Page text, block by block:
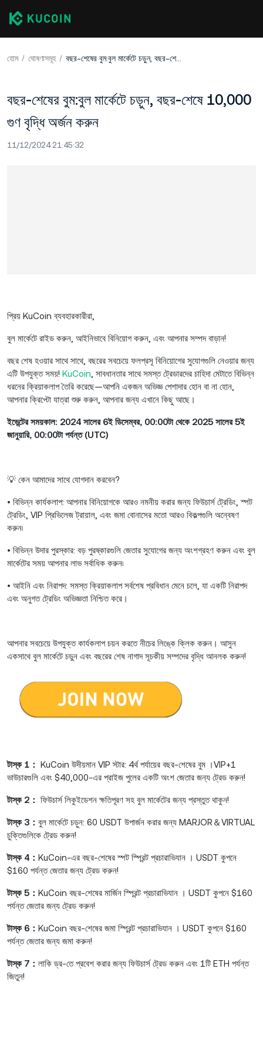
হোম ঘোষণাসমূহ বছর-শেষের বুম:বুল মার্কেটে চড়ুন, বছর-শেষে 10,000 গুণ বৃদ্ধি অর্জন করুন
বছর-শেষের বুম:বুল মার্কেটে চড়ুন, বছর-শেষে 10,000
গুণ বৃদ্ধি অর্জন করুন
11/12/2024 21:45:32
প্রিয় KuCoin ব্যবহারকারীরা,
বুল মার্কেটে রাইড করুন, আইনিভাবে বিনিয়োগ করুন, এবং আপনার সম্পদ বাড়ান!
বছর শেষ হওয়ার সাথে সাথে, বছরের সবচেয়ে ফলপ্রসূ বিনিয়োগের সুযোগগুলি নেওয়ার জন্য
এটি উপযুক্ত সময়! KuCoin , সাবধানতার সাথে সমস্ত ট্রেডারদের চাহিদা মেটাতে বিভিন্ন
ধরনের ক্রিয়াকলাপ তৈরি করেছে—আপনি একজন অভিজ্ঞ পেশাদার হোন বা না হোন,
আপনার ক্রিপ্টো যাত্রা শুরু করুন, আপনার জন্য এখানে কিছু আছে।
ইভেন্টের সময়কাল: 2024 সালের 6ই ডিসেম্বর, 00:00টা থেকে 2025 সালের 5ই
জানুয়ারি, 00:00টা পর্যন্ত (UTC)
💡 কেন আমাদের সাথে যোগদান করবেন?
• বিভিন্ন কার্যকলাপ: আপনার বিনিয়োগকে আরও নমনীয় করার জন্য ফিউচার্স ট্রেডিং, স্পট
ট্রেডিং, VIP প্রিভিলেজ ট্রায়াল, এবং জমা বোনাসের মতো আরও বিকল্পগুলি অন্বেষণ
করুন৷
• বিভিন্ন উদার পুরস্কার: বড় পুরষ্কারগুলি জেতার সুযোগের জন্য অংশগ্রহণ করুন এবং বুল
মার্কেটের সময় আপনার লাভ সর্বাধিক করুন৷
• আইনি এবং নিরাপদ: সমস্ত ক্রিয়াকলাপ সর্বশেষ প্রবিধান মেনে চলে, যা একটি নিরাপদ
এবং অনুগত ট্রেডিং অভিজ্ঞতা নিশ্চিত করে।
আপনার সবচেয়ে উপযুক্ত কার্যকলাপ চয়ন করতে নীচের লিঙ্কে ক্লিক করুন। আসুন
একসাথে বুল মার্কেটে চড়ুন এবং বছরের শেষ নাগাদ সূচকীয় সম্পদের বৃদ্ধি আনলক করুন!
টাস্ক 1： KuCoin উদীয়মান VIP স্টার: 4র্থ পর্যায়ের বছর-শেষের বুম ।VIP+1
ভাউচারগুলি এবং $40,000-এর প্রাইজ পুলের একটি অংশ জেতার জন্য ট্রেড করুন!
টাস্ক 2： ফিউচার্স লিকুইডেশন ক্ষতিপূরণ সহ বুল মার্কেটের জন্য প্রস্তুত থাকুন!
টাস্ক 3： বুল মার্কেটে চড়ুন: 60 USDT উপার্জন করার জন্য MARJOR＆VIRTUAL
চুক্তিগুলিকে ট্রেড করুন!
টাস্ক 4： KuCoin-এর বছর-শেষের স্পট স্প্রিন্ট প্রচারাভিযান । USDT কুপনে
$160 পর্যন্ত জেতার জন্য ট্রেড করুন!
টাস্ক 5： KuCoin বছর-শেষের মার্জিন স্প্রিন্ট প্রচারাভিযান । USDT কুপনে $160
পর্যন্ত জেতার জন্য ট্রেড করুন!
টাস্ক 6： KuCoin বছর-শেষের জমা স্প্রিন্ট প্রচারাভিযান । USDT কুপনে $160
পর্যন্ত জেতার জন্য জমা করুন!
টাস্ক 7： লাকি ড্র-তে প্রবেশ করার জন্য ফিউচার্স ট্রেড করুন এবং 1টি ETH পর্যন্ত
জিতুন!